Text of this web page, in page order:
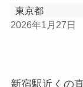
東京都
2026年1月27日
新宿駅近くの